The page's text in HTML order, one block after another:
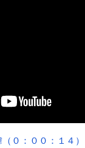
０：００：１４）